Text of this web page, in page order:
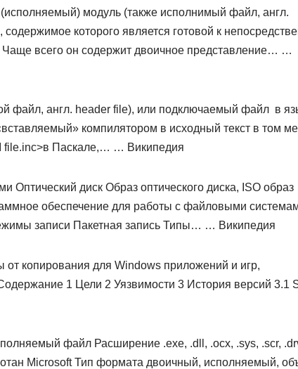
модуль (также исполнимый файл, англ.
которого является готовой к
всего он содержит двоичное представление… …
файл, англ. header file), или подключаемый файл в
компилятором в исходный текст в том
file.inc>в Паскале,… … Википедия
Оптический диск Образ оптического диска, ISO образ
обеспечение для работы с файловыми
записи Пакетная запись Типы… … Википедия
копирования для Windows приложений и игр,
1 Цели 2 Уязвимости 3 История версий 3.1
файл Расширение .exe, .dll, .ocx, .sys, .scr,
Microsoft Тип формата двоичный, исполняемый,